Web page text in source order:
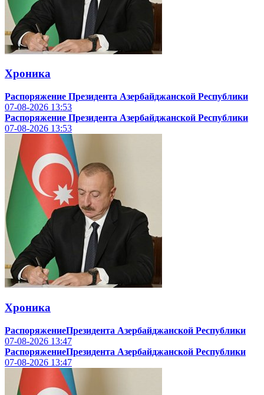
Хроника
Распоряжение Президента Азербайджанской Республики
07-08-2026 13:53
Распоряжение Президента Азербайджанской Республики
07-08-2026 13:53
Хроника
РаспоряжениеПрезидента Азербайджанской Республики
07-08-2026 13:47
РаспоряжениеПрезидента Азербайджанской Республики
07-08-2026 13:47